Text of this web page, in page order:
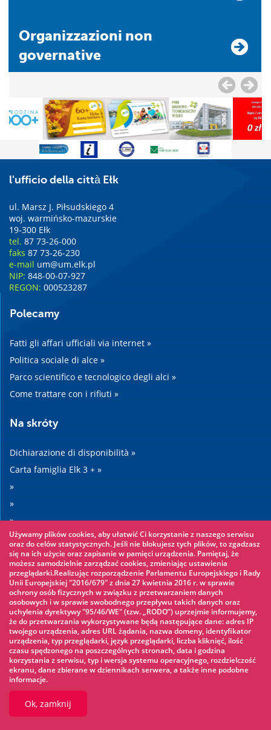
Organizzazioni non
governative
l'ufficio della città Ełk
ul. Marsz J. Piłsudskiego 4
woj. warmińsko-mazurskie
19-300 Ełk
tel. 87 73-26-000
faks 87 73-26-230
e-mail um@um.elk.pl
NIP: 848-00-07-927
REGON: 000523287
Polecamy
Fatti gli affari ufficiali via internet »
Politica sociale di alce »
Parco scientifico e tecnologico degli alci »
Come trattare con i rifiuti »
Na skróty
Dichiarazione di disponibilità »
Carta famiglia Elk 3 + »
»
»
»
»
Warto zobaczyć
Parco avventura »
Parco acquatico »
Pattinaggio sul ghiaccio »
KINOECK »
Museo »
© 2026 UM Ełk
Używamy plików cookies, aby ułatwić Ci korzystanie z naszego serwisu
oraz do celów statystycznych. Jeśli nie blokujesz tych plików, to zgadzasz
się na ich użycie oraz zapisanie w pamięci urządzenia. Pamiętaj, że
możesz samodzielnie zarządzać cookies, zmieniając ustawienia
przeglądarki.Realizując rozporządzenie Parlamentu Europejskiego i Rady
Unii Europejskiej "2016/679" z dnia 27 kwietnia 2016 r. w sprawie
ochrony osób fizycznych w związku z przetwarzaniem danych
osobowych i w sprawie swobodnego przepływu takich danych oraz
uchylenia dyrektywy "95/46/WE" (tzw. „RODO”) uprzejmie informujemy,
że do przetwarzania wykorzystywane będą następujące dane: adres IP
twojego urządzenia, adres URL żądania, nazwa domeny, identyfikator
urządzenia, typ przeglądarki, język przeglądarki, liczba kliknięć, ilość
czasu spędzonego na poszczególnych stronach, data i godzina
korzystania z serwisu, typ i wersja systemu operacyjnego, rozdzielczość
ekranu, dane zbierane w dziennikach serwera, a także inne podobne
informacje.
Ok, zamknij